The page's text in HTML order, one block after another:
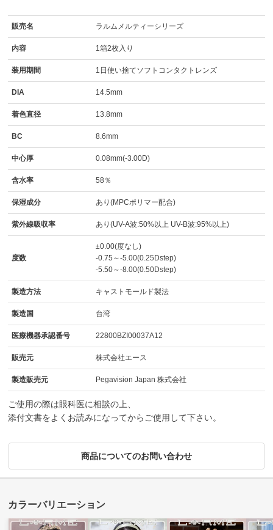
販売名 ラルムメルティーシリーズ
内容 1箱2枚入り
装用期間 1日使い捨てソフトコンタクトレンズ
DIA 14.5mm
着色直径 13.8mm
BC 8.6mm
中心厚 0.08mm(-3.00D)
含水率 58％
保湿成分 あり(MPCポリマー配合)
紫外線吸収率 あり(UV-A波:50%以上 UV-B波:95%以上)
度数
±0.00(度なし)
-0.75～-5.00(0.25Dstep)
-5.50～-8.00(0.50Dstep)
製造方法 キャストモールド製法
製造国 台湾
医療機器承認番号 22800BZI00037A12
販売元 株式会社エース
製造販売元 Pegavision Japan 株式会社
ご使用の際は眼科医に相談の上、
添付文書をよくお読みになってからご使用して下さい。
商品についてのお問い合わせ